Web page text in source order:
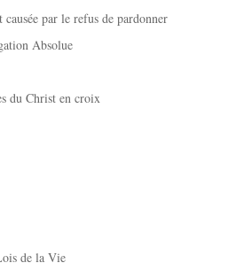
par le refus de pardonner
Absolue
du Christ en croix
de la Vie